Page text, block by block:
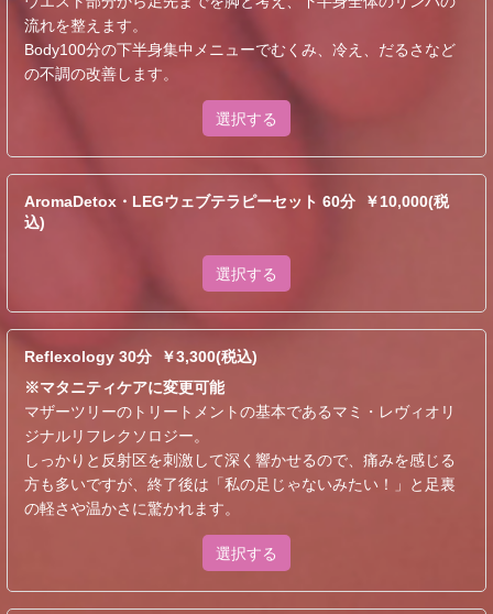
流れを整えます。
Body100分の下半身集中メニューでむくみ、冷え、だるさなど
の不調の改善します。
選択する
AromaDetox・LEGウェブテラピーセット 60分 ￥10,000(税
込)
選択する
Reflexology 30分 ￥3,300(税込)
※マタニティケアに変更可能
マザーツリーのトリートメントの基本であるマミ・レヴィオリ
ジナルリフレクソロジー。
しっかりと反射区を刺激して深く響かせるので、痛みを感じる
方も多いですが、終了後は「私の足じゃないみたい！」と足裏
の軽さや温かさに驚かれます。
選択する